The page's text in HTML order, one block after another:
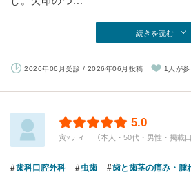
続きを読む
2026年06月受診 / 2026年06月投稿 1人が
5.0
寅ｯティー（本人・50代・男性・掲載口
歯科口腔外科 虫歯 歯と歯茎の痛み・腫